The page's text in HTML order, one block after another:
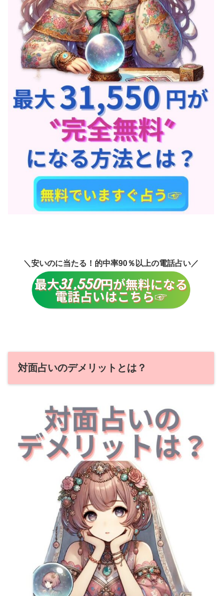
＼安いのに当たる！的中率90％以上の電話占い／
対面占いのデメリットとは？